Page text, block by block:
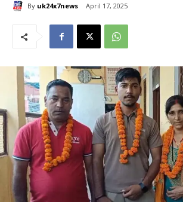
By uk24x7news April 17, 2025